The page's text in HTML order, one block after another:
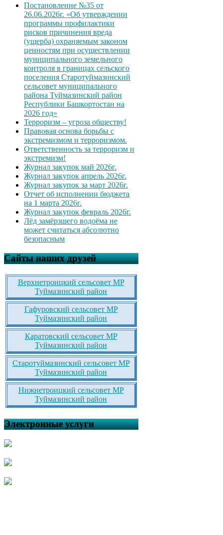
Постановление №35 от
26.06.2026г. «Об утверждении
программы профилактики
рисков причинения вреда
(ущерба) охраняемым законом
ценностям при осуществлении
муниципального земельного
контроля в границах сельского
поселения Старотуймазинский
сельсовет муниципального
района Туймазинский район
Республики Башкортостан на
2026 год»
Терроризм – угроза обществу!
Правовая основа борьбы с
экстремизмом и терроризмом.
Ответственность за терроризм и
экстремизм!
Журнал закупок май 2026г.
Журнал закупок апрель 2026г.
Журнал закупок за март 2026г.
Отчет об исполнении бюджета
на 1 марта 2026г.
Журнал закупок февраль 2026г.
Лёд замёрзшего водоёма не
может считаться абсолютно
безопасным
Сайты наших друзей
Верхнетроицкий сельсовет МР
Туймазинский район
Гафуровский сельсовет МР
Туймазинский район
Каратовский сельсовет МР
Туймазинский район
Старотуймазинский сельсовет МР
Туймазинский район
Нижнетроицкий сельсовет МР
Туймазинский район
Электронные услуги